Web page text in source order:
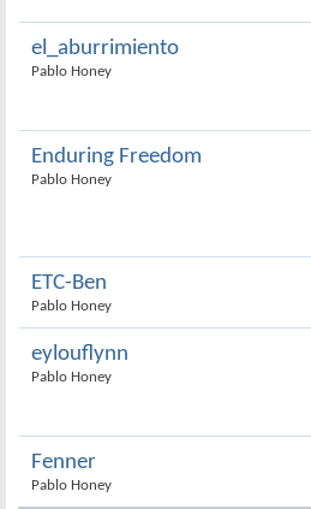
el_aburrimiento
Pablo Honey
Enduring Freedom
Pablo Honey
ETC-Ben
Pablo Honey
eylouflynn
Pablo Honey
Fenner
Pablo Honey